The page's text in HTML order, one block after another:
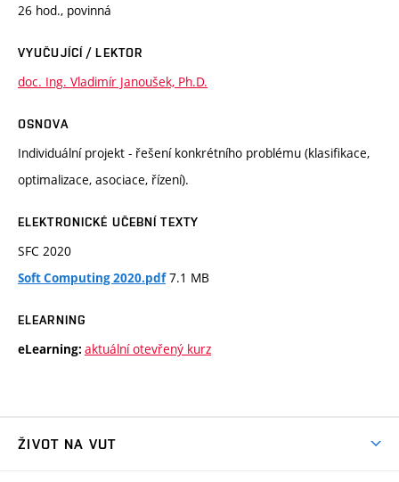
26 hod., povinná
VYUČUJÍCÍ / LEKTOR
doc. Ing. Vladimír Janoušek, Ph.D.
OSNOVA
Individuální projekt - řešení konkrétního problému (klasifikace,
optimalizace, asociace, řízení).
ELEKTRONICKÉ UČEBNÍ TEXTY
SFC 2020
Soft Computing 2020.pdf7.1 MB
ELEARNING
eLearning: aktuální otevřený kurz
ŽIVOT NA VUT